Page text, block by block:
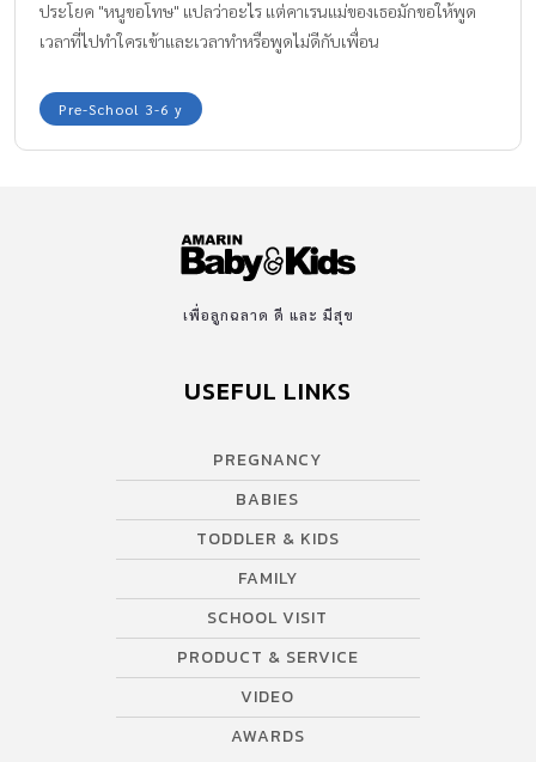
ประโยค "หนูขอโทษ" แปลว่าอะไร แต่คาเรนแม่ของเธอมักขอให้พูด
เวลาที่ไปทำใครเข้าและเวลาทำหรือพูดไม่ดีกับเพื่อน
Pre-School 3-6 y
เพื่อลูกฉลาด ดี และ มีสุข
USEFUL LINKS
PREGNANCY
BABIES
TODDLER & KIDS
FAMILY
SCHOOL VISIT
PRODUCT & SERVICE
VIDEO
AWARDS